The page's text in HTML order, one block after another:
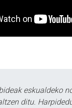
eskualdeko
ditu.